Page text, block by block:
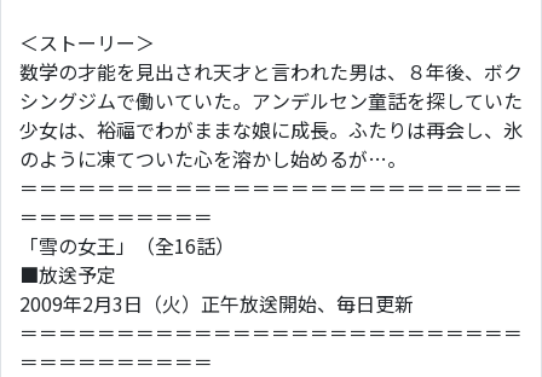
＜ストーリー＞
数学の才能を見出され天才と言われた男は、８年後、ボク
シングジムで働いていた。アンデルセン童話を探していた
少女は、裕福でわがままな娘に成長。ふたりは再会し、氷
のように凍てついた心を溶かし始めるが…。
＝＝＝＝＝＝＝＝＝＝＝＝＝＝＝＝＝＝＝＝＝＝＝＝＝＝
＝＝＝＝＝＝＝＝＝＝
「雪の女王」（全16話）
■放送予定
2009年2月3日（火）正午放送開始、毎日更新
＝＝＝＝＝＝＝＝＝＝＝＝＝＝＝＝＝＝＝＝＝＝＝＝＝＝
＝＝＝＝＝＝＝＝＝＝